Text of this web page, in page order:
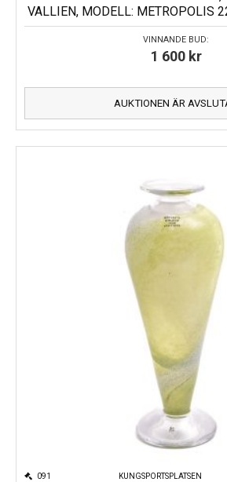
VALLIEN, MODELL: METROPOLIS
VINNANDE BUD:
1 600 kr
AUKTIONEN ÄR
KUNGSPORTSPLATSEN
091